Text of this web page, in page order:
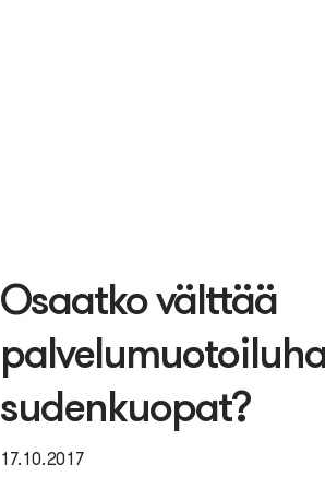
Osaatko välttää
sudenkuopat?
17.10.2017